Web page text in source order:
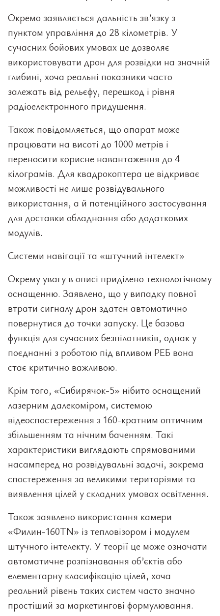
Окремо заявляється дальність зв’язку з
пунктом управління до 28 кілометрів. У
сучасних бойових умовах це дозволяє
використовувати дрон для розвідки на значній
глибині, хоча реальні показники часто
залежать від рельєфу, перешкод і рівня
радіоелектронного придушення.
Також повідомляється, що апарат може
працювати на висоті до 1000 метрів і
переносити корисне навантаження до 4
кілограмів. Для квадрокоптера це відкриває
можливості не лише розвідувального
використання, а й потенційного застосування
для доставки обладнання або додаткових
модулів.
Системи навігації та «штучний інтелект»
Окрему увагу в описі приділено технологічному
оснащенню. Заявлено, що у випадку повної
втрати сигналу дрон здатен автоматично
повернутися до точки запуску. Це базова
функція для сучасних безпілотників, однак у
поєднанні з роботою під впливом РЕБ вона
стає критично важливою.
Крім того, «Сибирячок-5» нібито оснащений
лазерним далекоміром, системою
відеоспостереження з 160-кратним оптичним
збільшенням та нічним баченням. Такі
характеристики виглядають спрямованими
насамперед на розвідувальні задачі, зокрема
спостереження за великими територіями та
виявлення цілей у складних умовах освітлення.
Також заявлено використання камери
«Филин-160TN» із тепловізором і модулем
штучного інтелекту. У теорії це може означати
автоматичне розпізнавання об’єктів або
елементарну класифікацію цілей, хоча
реальний рівень таких систем часто значно
простіший за маркетингові формулювання.